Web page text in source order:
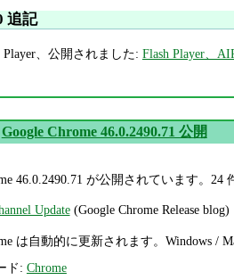
追記
Player、公開されました: Flash Player、
Google Chrome 46.0.2490.71 公開
46.0.2490.71 が公開されています。
Update(Google Chrome Release blog)
は自動的に更新されます。Windows /
ド: Chrome